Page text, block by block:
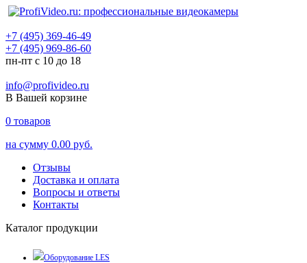
+7 (495) 369-46-49
+7 (495) 969-86-60
пн-пт с 10 до 18
info@profivideo.ru
В Вашей корзине
0 товаров
на сумму 0.00 руб.
Отзывы
Доставка и оплата
Вопросы и ответы
Контакты
Каталог продукции
Оборудование LES